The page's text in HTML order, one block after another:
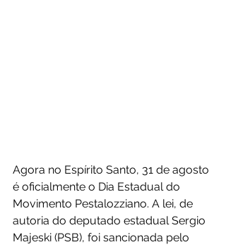
Agora no Espírito Santo, 31 de agosto
é oficialmente o Dia Estadual do
Movimento Pestalozziano. A lei, de
autoria do deputado estadual Sergio
Majeski (PSB), foi sancionada pelo